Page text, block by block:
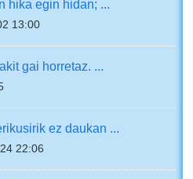
hika egin hidan; ...
13:00
gai horretaz. ...
ez daukan ...
22:06